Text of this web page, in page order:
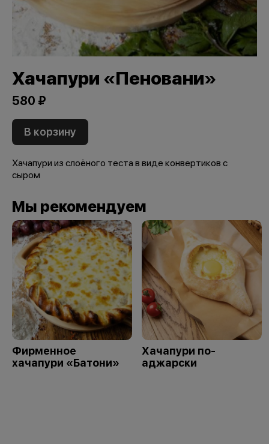
Хачапури «Пеновани»
580 ₽
В корзину
Хачапури из слоёного теста в виде конвертиков с
сыром
Мы рекомендуем
Фирменное
хачапури «Батони»
Хачапури по-
аджарски